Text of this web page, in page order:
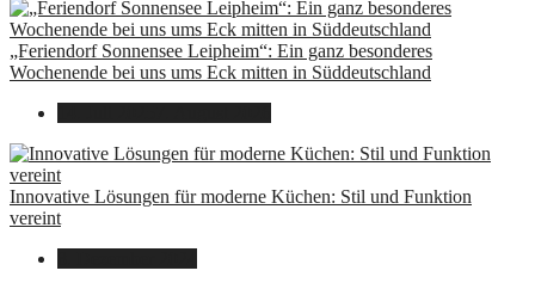
„Feriendorf Sonnensee Leipheim“: Ein ganz besonderes
Wochenende bei uns ums Eck mitten in Süddeutschland
Innovative Lösungen für moderne Küchen: Stil und Funktion
vereint